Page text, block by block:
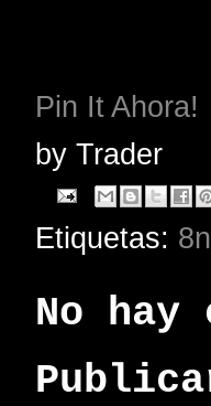
Pin It Ahora!
by Trader
Etiquetas:
No hay